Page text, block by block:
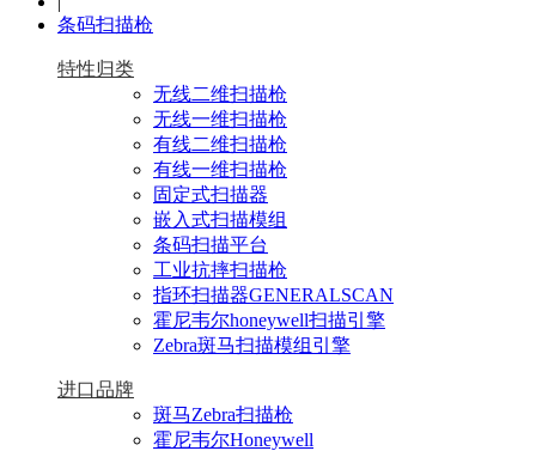
条码扫描枪
特性归类
无线二维扫描枪
无线一维扫描枪
有线二维扫描枪
有线一维扫描枪
固定式扫描器
嵌入式扫描模组
条码扫描平台
工业抗摔扫描枪
指环扫描器GENERALSCAN
霍尼韦尔honeywell扫描引擎
Zebra斑马扫描模组引擎
进口品牌
斑马Zebra扫描枪
霍尼韦尔Honeywell